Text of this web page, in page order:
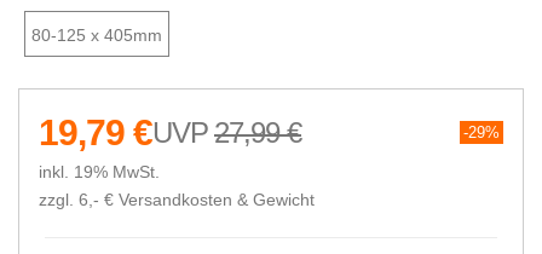
80-125 x 405mm
27,99 € 29%
19,79 €
inkl. 19% MwSt.
zzgl. 6,- € Versandkosten & Gewicht